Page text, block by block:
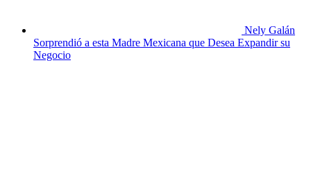
Nely Galán
Sorprendió a esta Madre Mexicana que Desea Expandir su
Negocio